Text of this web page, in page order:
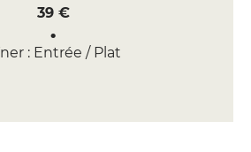
39 €
: Entrée / Plat